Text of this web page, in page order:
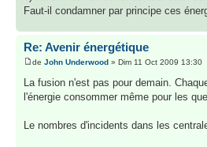
Faut-il condamner par principe ces
Re: Avenir énergétique
de John Underwood » Dim 11 Oct 2009 13:30
La fusion n'est pas pour demain.
l'énergie consommer même pour les
Le nombres d'incidents dans les